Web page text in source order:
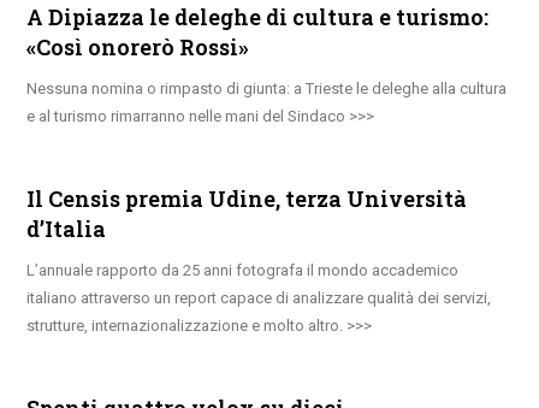
A Dipiazza le deleghe di cultura e turismo:
«Così onorerò Rossi»
Nessuna nomina o rimpasto di giunta: a Trieste le deleghe alla cultura
e al turismo rimarranno nelle mani del Sindaco
Il Censis premia Udine, terza Università
d’Italia
L’annuale rapporto da 25 anni fotografa il mondo accademico
italiano attraverso un report capace di analizzare qualità dei servizi,
strutture, internazionalizzazione e molto altro.